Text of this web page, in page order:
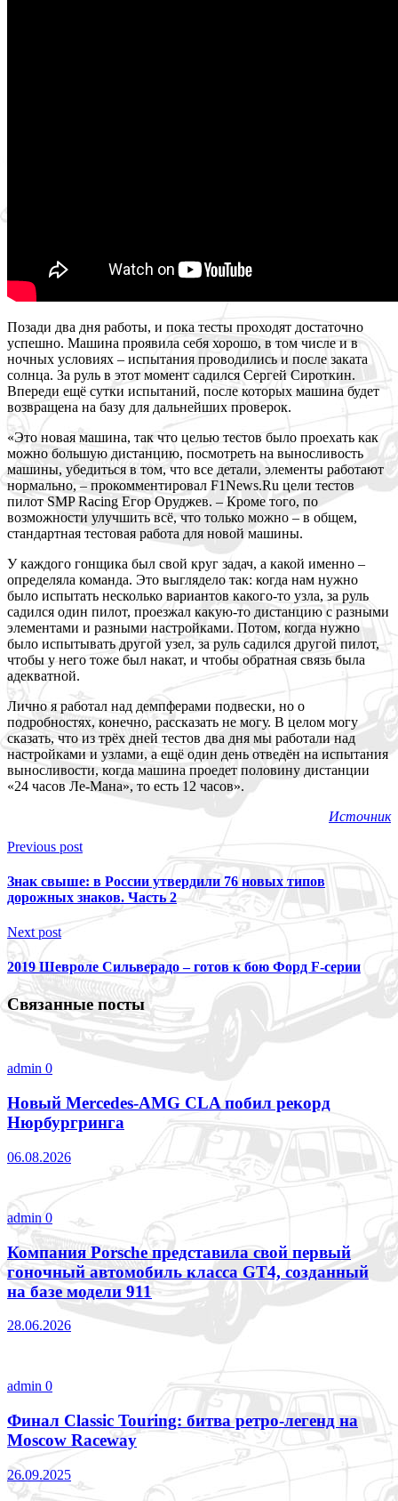
Позади два дня работы, и пока тесты проходят достаточно
успешно. Машина проявила себя хорошо, в том числе и в
ночных условиях – испытания проводились и после заката
солнца. За руль в этот момент садился Сергей Сироткин.
Впереди ещё сутки испытаний, после которых машина будет
возвращена на базу для дальнейших проверок.
«Это новая машина, так что целью тестов было проехать как
можно большую дистанцию, посмотреть на выносливость
машины, убедиться в том, что все детали, элементы работают
нормально, – прокомментировал F1News.Ru цели тестов
пилот SMP Racing Егор Оруджев. – Кроме того, по
возможности улучшить всё, что только можно – в общем,
стандартная тестовая работа для новой машины.
У каждого гонщика был свой круг задач, а какой именно –
определяла команда. Это выглядело так: когда нам нужно
было испытать несколько вариантов какого-то узла, за руль
садился один пилот, проезжал какую-то дистанцию с разными
элементами и разными настройками. Потом, когда нужно
было испытывать другой узел, за руль садился другой пилот,
чтобы у него тоже был накат, и чтобы обратная связь была
адекватной.
Лично я работал над демпферами подвески, но о
подробностях, конечно, рассказать не могу. В целом могу
сказать, что из трёх дней тестов два дня мы работали над
настройками и узлами, а ещё один день отведён на испытания
выносливости, когда машина проедет половину дистанции
«24 часов Ле-Мана», то есть 12 часов».
Источник
Previous post
Знак свыше: в России утвердили 76 новых типов
дорожных знаков. Часть 2
Next post
2019 Шевроле Сильверадо – готов к бою Форд F-серии
Связанные посты
admin 0
Новый Mercedes-AMG CLA побил рекорд
Нюрбургринга
06.08.2026
admin0
Компания Porsche представила свой первый
гоночный автомобиль класса GT4, созданный
на базе модели 911
28.06.2026
admin 0
Финал Classic Touring: битва ретро-легенд на
Moscow Raceway
26.09.2025